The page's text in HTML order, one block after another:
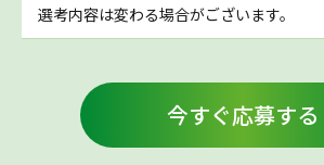
選考内容は変わる場合がございます。
今すぐ応募する